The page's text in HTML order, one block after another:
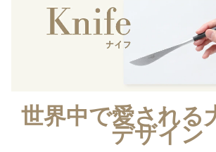
世界中で愛される
デザイン